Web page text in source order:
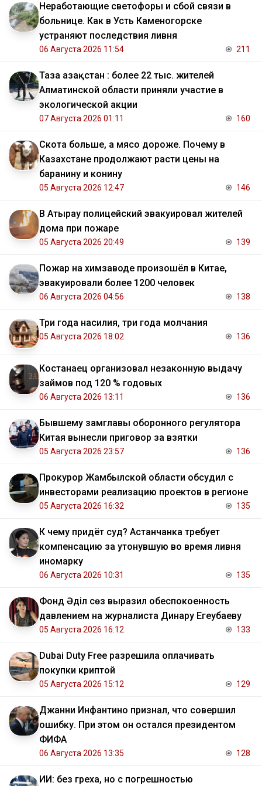
Неработающие светофоры и сбой связи в
больнице. Как в Усть Каменогорске
устраняют последствия ливня
06 Августа 2026 11:54 211
Таза Қазақстан : более 22 тыс. жителей
Алматинской области приняли участие в
экологической акции
07 Августа 2026 01:11 160
Скота больше, а мясо дороже. Почему в
Казахстане продолжают расти цены на
баранину и конину
05 Августа 2026 12:47 146
В Атырау полицейский эвакуировал жителей
дома при пожаре
05 Августа 2026 20:49 139
Пожар на химзаводе произошёл в Китае,
эвакуировали более 1200 человек
06 Августа 2026 04:56 138
Три года насилия, три года молчания
05 Августа 2026 18:02 136
Костанаец организовал незаконную выдачу
займов под 120 % годовых
06 Августа 2026 13:11 136
Бывшему замглавы оборонного регулятора
Китая вынесли приговор за взятки
05 Августа 2026 23:57 136
Прокурор Жамбылской области обсудил с
инвесторами реализацию проектов в регионе
05 Августа 2026 16:32 135
К чему придёт суд? Астанчанка требует
компенсацию за утонувшую во время ливня
иномарку
06 Августа 2026 10:31 135
Фонд Әділ сөз выразил обеспокоенность
давлением на журналиста Динару Егеубаеву
05 Августа 2026 16:12 133
Dubai Duty Free разрешила оплачивать
покупки криптой
05 Августа 2026 15:12 129
Джанни Инфантино признал, что совершил
ошибку. При этом он остался президентом
ФИФА
06 Августа 2026 13:35 128
ИИ: без греха, но с погрешностью